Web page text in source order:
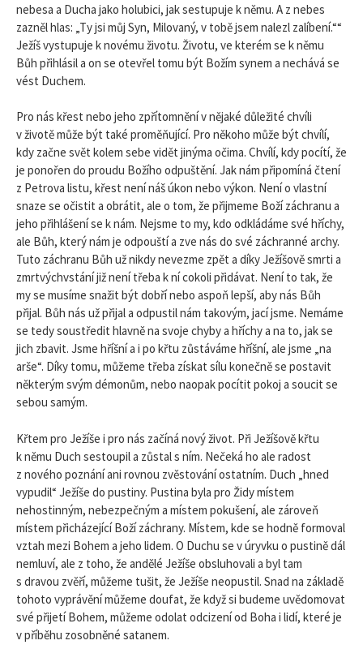
nebesa a Ducha jako holubici, jak sestupuje k němu. A z nebes
zazněl hlas: „Ty jsi můj Syn, Milovaný, v tobě jsem nalezl zalíbení.““
Ježíš vystupuje k novému životu. Životu, ve kterém se k němu
Bůh přihlásil a on se otevřel tomu být Božím synem a nechává se
vést Duchem.
Pro nás křest nebo jeho zpřítomnění v nějaké důležité chvíli
v životě může být také proměňující. Pro někoho může být chvílí,
kdy začne svět kolem sebe vidět jinýma očima. Chvílí, kdy pocítí, že
je ponořen do proudu Božího odpuštění. Jak nám připomíná čtení
z Petrova listu, křest není náš úkon nebo výkon. Není o vlastní
snaze se očistit a obrátit, ale o tom, že přijmeme Boží záchranu a
jeho přihlášení se k nám. Nejsme to my, kdo odkládáme své hříchy,
ale Bůh, který nám je odpouští a zve nás do své záchranné archy.
Tuto záchranu Bůh už nikdy nevezme zpět a díky Ježíšově smrti a
zmrtvýchvstání již není třeba k ní cokoli přidávat. Není to tak, že
my se musíme snažit být dobří nebo aspoň lepší, aby nás Bůh
přijal. Bůh nás už přijal a odpustil nám takovým, jací jsme. Nemáme
se tedy soustředit hlavně na svoje chyby a hříchy a na to, jak se
jich zbavit. Jsme hříšní a i po křtu zůstáváme hříšní, ale jsme „na
arše“. Díky tomu, můžeme třeba získat sílu konečně se postavit
některým svým démonům, nebo naopak pocítit pokoj a soucit se
sebou samým.
Křtem pro Ježíše i pro nás začíná nový život. Při Ježíšově křtu
k němu Duch sestoupil a zůstal s ním. Nečeká ho ale radost
z nového poznání ani rovnou zvěstování ostatním. Duch „hned
vypudil“ Ježíše do pustiny. Pustina byla pro Židy místem
nehostinným, nebezpečným a místem pokušení, ale zároveň
místem přicházející Boží záchrany. Místem, kde se hodně formoval
vztah mezi Bohem a jeho lidem. O Duchu se v úryvku o pustině dál
nemluví, ale z toho, že andělé Ježíše obsluhovali a byl tam
s dravou zvěří, můžeme tušit, že Ježíše neopustil. Snad na základě
tohoto vyprávění můžeme doufat, že když si budeme uvědomovat
své přijetí Bohem, můžeme odolat odcizení od Boha i lidí, které je
v příběhu zosobněné satanem.